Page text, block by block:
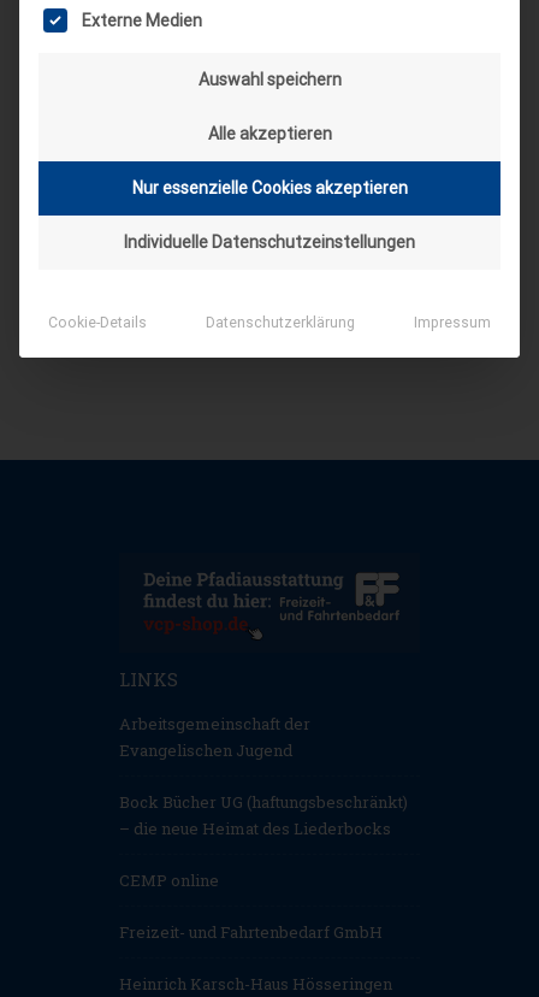
LINKS
Arbeitsgemeinschaft der
Evangelischen Jugend
Bock Bücher UG (haftungsbeschränkt)
– die neue Heimat des Liederbocks
CEMP online
Freizeit- und Fahrtenbedarf GmbH
Heinrich Karsch-Haus Hösseringen
Externe Medien
Auswahl speichern
Alle akzeptieren
Nur essenzielle Cookies akzeptieren
Individuelle Datenschutzeinstellungen
Cookie-Details Datenschutzerklärung Impressum